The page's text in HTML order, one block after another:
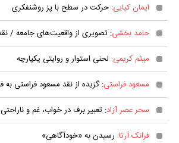
ایمان کیایی: حرکت در سطح با پز روشنفکری
حامد بخشی: تصویری از واقعیت‌های جامعه /
میثم کریمی: لحنی استوار و روایتی یکپارچه
مسعود فراستی: گزیده از نقد مسعود فراستی به
سحر عصر آزاد: تعبیر برف در خواب، غم و ناراحتی
فرانک آرتا: رسیدن به «خودآگاهی»